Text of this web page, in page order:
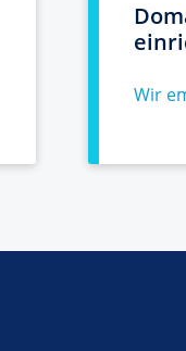
Wir